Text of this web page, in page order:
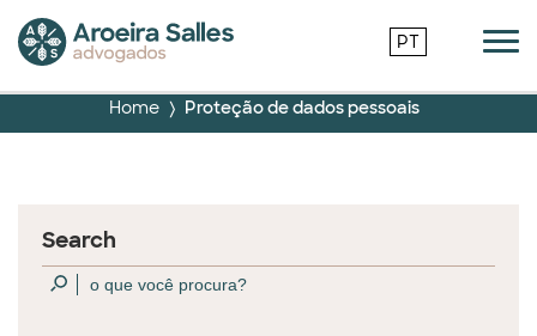
PT
Home Proteção de dados pessoais
Search